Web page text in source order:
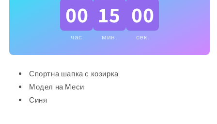
00
час
15
мин.
00
сек.
Спортна шапка с козирка
Модел на Меси
Синя